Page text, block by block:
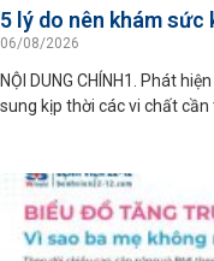
5 lý do nên khám
06/08/2026
NỘI DUNG CHÍNH1. Phát
sung kịp thời các vi chất